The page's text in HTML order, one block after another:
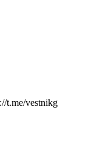
t.me/vestnikg